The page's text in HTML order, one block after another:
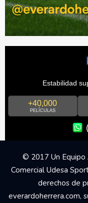
Estabilidad
+40,000
PELÍCULAS
© 2017 Un Equipo
Comercial Udesa
derechos de
everardoherrera.com,